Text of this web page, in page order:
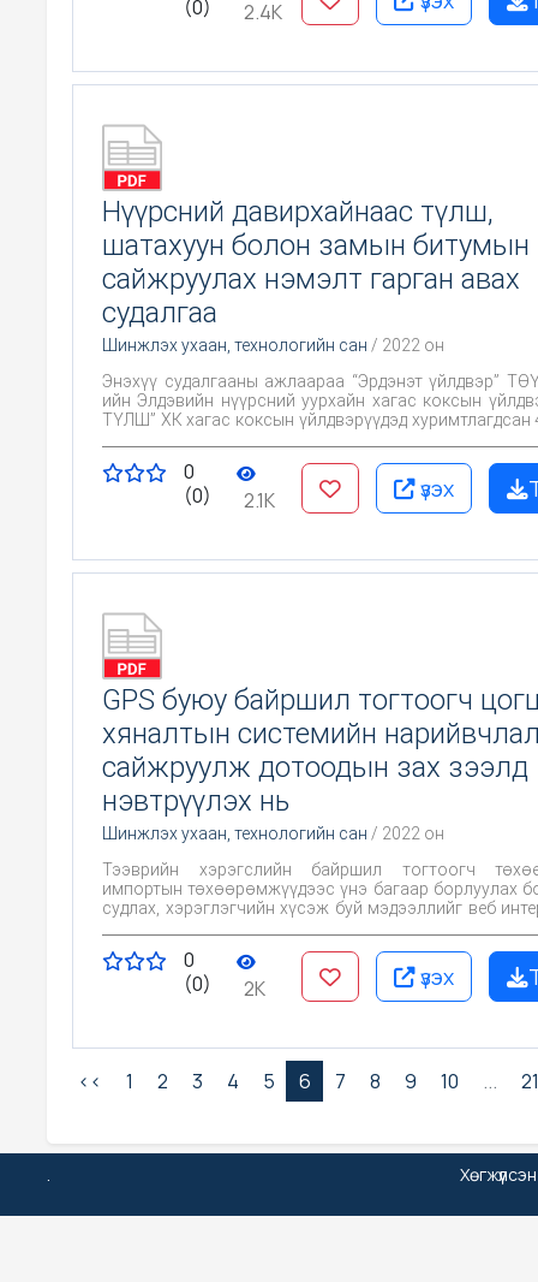
(0) 2.4K
Нүүрсний давирхайнаас түлш,
шатахуун болон замын битумын
сайжруулах нэмэлт гарган авах
судалгаа
Шинжлэх ухаан, технологийн сан / 2022 он
Энэхүү судалгааны ажлаараа “Эрдэнэт үйлдвэр”
ийн Элдэвийн нүүрсний уурхайн хагас коксын
ТҮЛШ” ХК хагас коксын үйлдвэрүүдэд хуримтлагдсан
үед үүссэн байгаль орчинд хоруу чанар ихтэй
боловсруулж практикийн ач холбогдолтой
сайжруулах нэмэлт бүтээгдэхүүн гарган
фракцуудтай төсөөтэй фракцуудад нэрж түлш,
дээших үлдэгдлийг замын битумд чанар
болгон ашиглах боломжийг тогтоох.
0
(0)
2.1K үзэх
GPS буюу байршил тогтоогч
хяналтын системийн
сайжруулж дотоодын зах зээлд
нэвтрүүлэх нь
Шинжлэх ухаан, технологийн сан / 2022 он
Тээврийн хэрэгслийн байршил тогтоогч
импортын төхөөрөмжүүдээс үнэ багаар борлуулах
судлах, хэрэглэгчийн хүсэж буй мэдээллийг веб
оршино.
0
(0)
2K үзэх
<< 1 2 3 4 5 6 7 8 9 10 ... 21
.